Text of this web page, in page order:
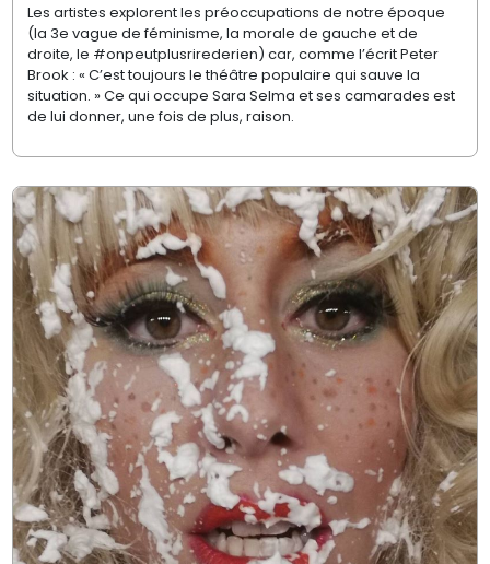
Les artistes explorent les préoccupations de notre époque
(la 3e vague de féminisme, la morale de gauche et de
droite, le #onpeutplusrirederien) car, comme l’écrit Peter
Brook : « C’est toujours le théâtre populaire qui sauve la
situation. » Ce qui occupe Sara Selma et ses camarades est
de lui donner, une fois de plus, raison.